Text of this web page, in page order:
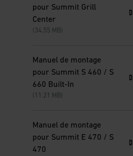
pour Summit Grill
Center
(34.55 MB)
Manuel de montage
pour Summit S 460 / S
660 Built-In
(11.21 MB)
Manuel de montage
pour Summit E 470 / S
470